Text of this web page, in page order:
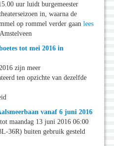
uur luidt burgemeester
in, waarna de
op rommel verder gaan lees
tot mei 2016 in
zijn meer
ten opzichte van dezelfde
vanaf 6 juni 2016
maandag 13 juni 2016 06:00
36R) buiten gebruik gesteld